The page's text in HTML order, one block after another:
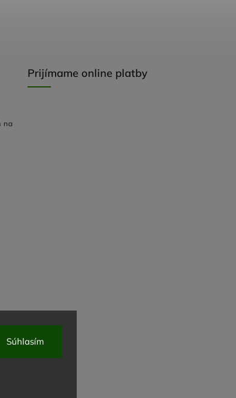
Súhlasím
na
Prijímame online platby